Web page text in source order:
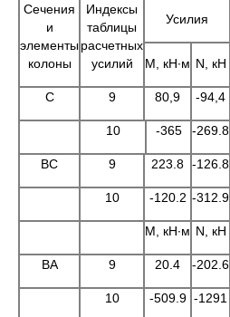
Сечения
и
элементы
колоны
Индексы
таблицы
расчетных
усилий
Усилия
M, кН∙м N, кН
C 9 80,9 -94,4
10 -365 -269.8
BC 9 223.8 -126.8
10 -120.2 -312.9
M, кН∙м N, кН
BA 9 20.4 -202.6
10 -509.9 -1291